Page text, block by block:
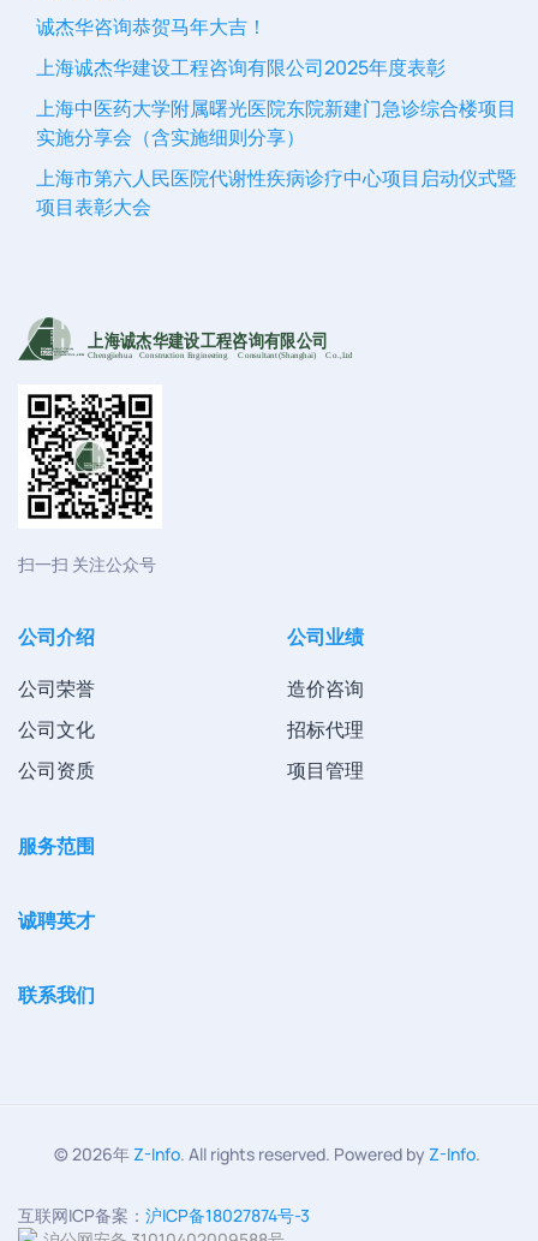
诚杰华咨询恭贺马年大吉！
上海诚杰华建设工程咨询有限公司2025年度表彰
上海中医药大学附属曙光医院东院新建门急诊综合楼项目
实施分享会（含实施细则分享）
上海市第六人民医院代谢性疾病诊疗中心项目启动仪式暨
项目表彰大会
上海诚杰华建设工程咨询有限公司
Chengjiehua Construction Engineering C onsultant (Shanghai) C o.,Ltd
扫一扫 关注公众号
公司介绍
公司荣誉
公司文化
公司资质
公司业绩
造价咨询
招标代理
项目管理
服务范围
诚聘英才
联系我们
© 2026年Z-Info. All rights reserved. Powered by Z-Info.
互联网ICP备案： 沪ICP备18027874号-3